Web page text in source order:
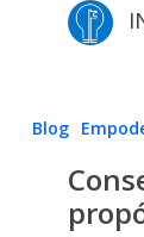
Consejos
encontrar
Blog